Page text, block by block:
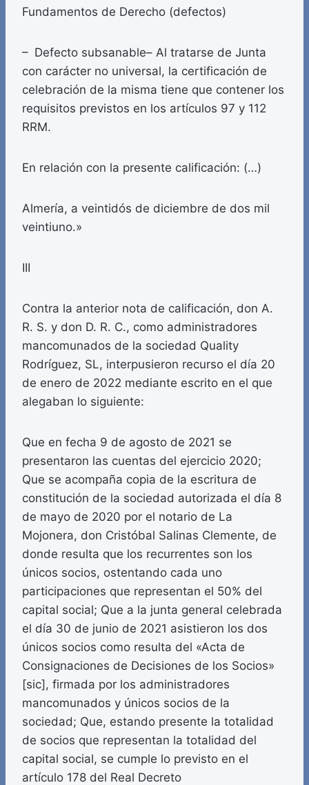
Fundamentos de Derecho (defectos)
– Defecto subsanable– Al tratarse de Junta
con carácter no universal, la certificación de
celebración de la misma tiene que contener los
requisitos previstos en los artículos 97 y 112
RRM.
En relación con la presente calificación: (…)
Almería, a veintidós de diciembre de dos mil
veintiuno.»
III
Contra la anterior nota de calificación, don A.
R. S. y don D. R. C., como administradores
mancomunados de la sociedad Quality
Rodríguez, SL, interpusieron recurso el día 20
de enero de 2022 mediante escrito en el que
alegaban lo siguiente:
Que en fecha 9 de agosto de 2021 se
presentaron las cuentas del ejercicio 2020;
Que se acompaña copia de la escritura de
constitución de la sociedad autorizada el día 8
de mayo de 2020 por el notario de La
Mojonera, don Cristóbal Salinas Clemente, de
donde resulta que los recurrentes son los
únicos socios, ostentando cada uno
participaciones que representan el 50% del
capital social; Que a la junta general celebrada
el día 30 de junio de 2021 asistieron los dos
únicos socios como resulta del «Acta de
Consignaciones de Decisiones de los Socios»
[sic], firmada por los administradores
mancomunados y únicos socios de la
sociedad; Que, estando presente la totalidad
de socios que representan la totalidad del
capital social, se cumple lo previsto en el
artículo 178 del Real Decreto